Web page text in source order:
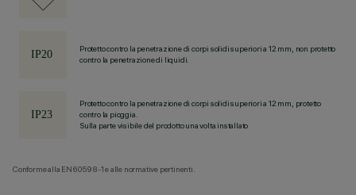
Protetto contro la penetrazione di corpi solidi superiori a 12 mm, non protetto
contro la penetrazione di liquidi.
Protetto contro la penetrazione di corpi solidi superiori a 12 mm, protetto
contro la pioggia.
Sulla parte visibile del prodotto una volta installato
Conforme alla EN60598-1 e alle normative pertinenti.